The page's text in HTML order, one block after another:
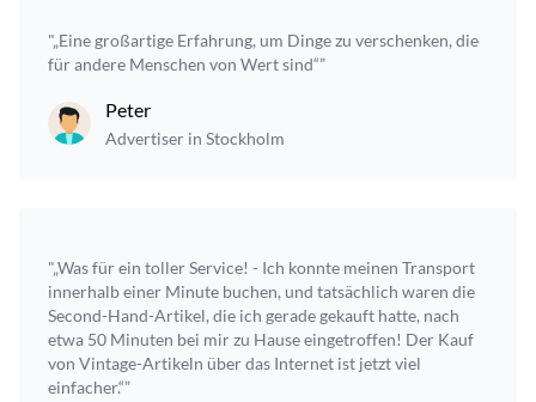
"„Eine großartige Erfahrung, um Dinge zu verschenken, die
für andere Menschen von Wert sind“”
Peter
Advertiser in Stockholm
"„Was für ein toller Service! - Ich konnte meinen Transport
innerhalb einer Minute buchen, und tatsächlich waren die
Second-Hand-Artikel, die ich gerade gekauft hatte, nach
etwa 50 Minuten bei mir zu Hause eingetroffen! Der Kauf
von Vintage-Artikeln über das Internet ist jetzt viel
einfacher.“”